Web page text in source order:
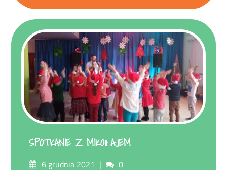
SPOTKANIE Z MIKOŁAJEM
Posted6 grudnia 2021 Comments
0